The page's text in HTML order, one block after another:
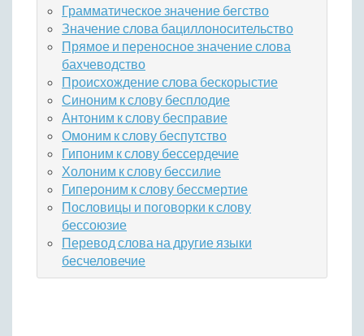
Грамматическое значение бегство
Значение слова бациллоносительство
Прямое и переносное значение слова
бахчеводство
Происхождение слова бескорыстие
Синоним к слову бесплодие
Антоним к слову бесправие
Омоним к слову беспутство
Гипоним к слову бессердечие
Холоним к слову бессилие
Гипероним к слову бессмертие
Пословицы и поговорки к слову
бессоюзие
Перевод слова на другие языки
бесчеловечие